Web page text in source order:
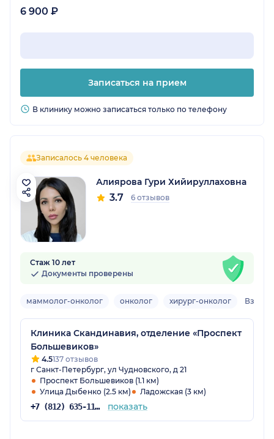
6 900 ₽
Записаться на прием
В клинику можно записаться только по телефону
Записалось 4 человека
Алиярова Гури Хийируллаховна
3.7 6 отзывов
Стаж 10 лет
Документы проверены
маммолог-онколог онколог хирург-онколог
Клиника Скандинавия, отделение «Проспект
Большевиков»
4.5137 отзывов
г Санкт-Петербург, ул Чудновского, д 21
Проспект Большевиков (1.1 км)
Улица Дыбенко (2.5 км)
Ладожская (3 км)
+7 (812) 635-11-79 показать